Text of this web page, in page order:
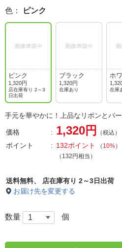
色 ： ピンク
ピンク
1,320円
店在庫有り 2～3
日出荷
ブラック
1,320円
在庫あり
ホ
在庫
手元を華やかに！上品なリボンと
価格 1,320円 （税込）
ポイント 132ポイント （ 10%）
（132円相当）
送料無料、
店在庫有り 2～3日出荷
お届け先を変更する
数量 個